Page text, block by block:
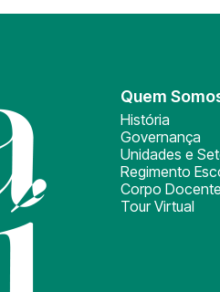
Quem
História
Governança
Unidades e
Regimento
Corpo Docente
Tour Virtual